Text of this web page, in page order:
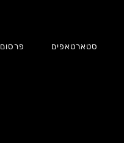
סטארטאפים פרסום